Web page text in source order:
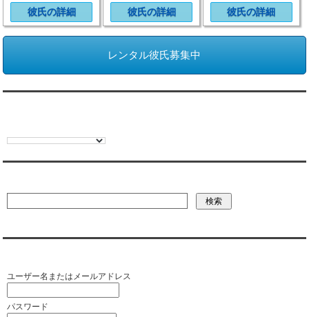
彼氏の詳細 彼氏の詳細 彼氏の詳細
レンタル彼氏募集中
ユーザー名またはメールアドレス
パスワード